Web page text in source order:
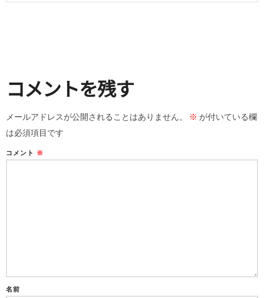
コメントを残す
メールアドレスが公開されることはありません。 ※ が付いている欄
は必須項目です
コメント ※
名前